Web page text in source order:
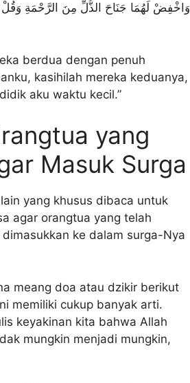
وَاخْفِضْ لَهُمَا جَنَاحَ الذُّلِّ مِنَ الرَّحْمَةِ وَقُلْ
berdua dengan penuh
kasihilah mereka keduanya,
aku waktu kecil.”
yang
Masuk Surga
yang khusus dibaca untuk
agar orangtua yang telah
ke dalam surga-Nya
meang doa atau dzikir berikut
memiliki cukup banyak arti.
keyakinan kita bahwa Allah
mungkin menjadi mungkin,